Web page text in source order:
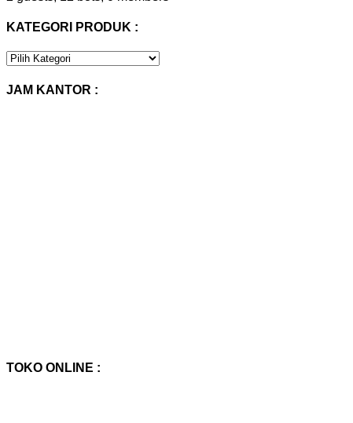
KATEGORI PRODUK :
KATEGORI
JAM KANTOR :
TOKO ONLINE :